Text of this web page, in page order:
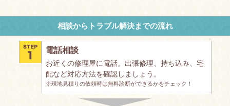
相談からトラブル解決までの流れ
電話相談
お近くの修理屋に電話。出張修理、持ち込み、宅
配など対応方法を確認しましょう。
※現地見積りの依頼時は無料診断ができるかをチェック！